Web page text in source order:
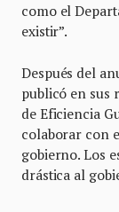
como el
existir”.
Después del
publicó en sus
de Eficiencia
colaborar con
gobierno. Los
drástica al